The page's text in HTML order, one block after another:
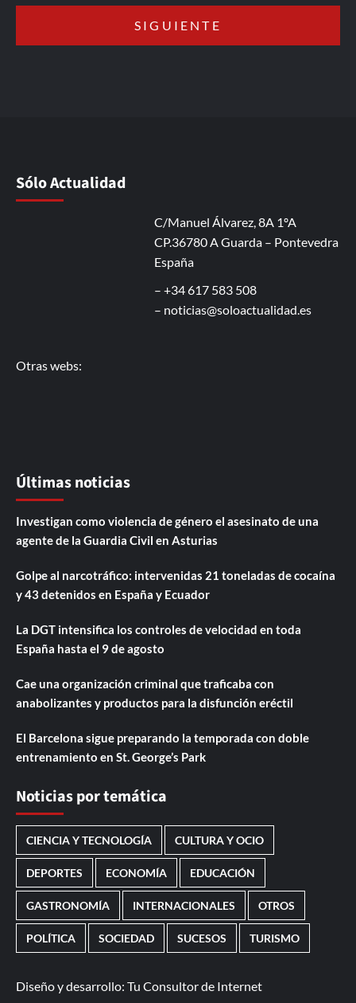
Sólo Actualidad
C/Manuel Álvarez, 8A 1ºA
CP.36780 A Guarda – Pontevedra
España
– +34 617 583 508
– noticias@soloactualidad.es
Otras webs:
Últimas noticias
Investigan como violencia de género el asesinato de una
agente de la Guardia Civil en Asturias
Golpe al narcotráfico: intervenidas 21 toneladas de cocaína
y 43 detenidos en España y Ecuador
La DGT intensifica los controles de velocidad en toda
España hasta el 9 de agosto
Cae una organización criminal que traficaba con
anabolizantes y productos para la disfunción eréctil
El Barcelona sigue preparando la temporada con doble
entrenamiento en St. George’s Park
Noticias por temática
CIENCIA Y TECNOLOGÍA CULTURA Y OCIO
DEPORTES ECONOMÍA EDUCACIÓN
GASTRONOMÍA INTERNACIONALES OTROS
POLÍTICA SOCIEDAD SUCESOS TURISMO
Diseño y desarrollo: Tu Consultor de Internet